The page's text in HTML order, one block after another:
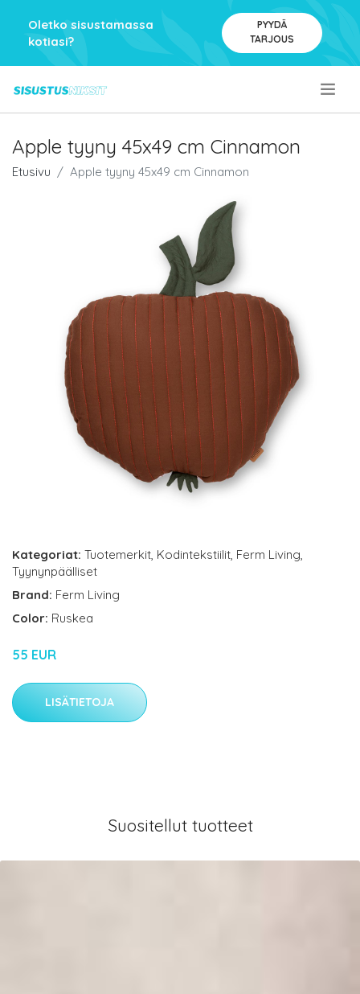
Oletko sisustamassa
kotiasi?
PYYDÄ
TARJOUS
Apple tyyny 45x49 cm Cinnamon
Etusivu Apple tyyny 45x49 cm Cinnamon
Kategoriat: Tuotemerkit, Kodintekstiilit, Ferm Living,
Tyynynpäälliset
Brand: Ferm Living
Color: Ruskea
55 EUR
LISÄTIETOJA
Suositellut tuotteet